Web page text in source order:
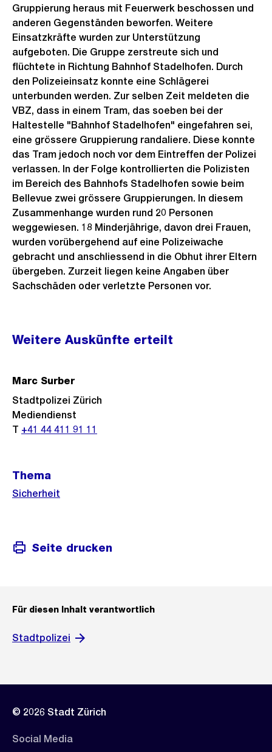
Gruppierung heraus mit Feuerwerk beschossen und
anderen Gegenständen beworfen. Weitere
Einsatzkräfte wurden zur Unterstützung
aufgeboten. Die Gruppe zerstreute sich und
flüchtete in Richtung Bahnhof Stadelhofen. Durch
den Polizeieinsatz konnte eine Schlägerei
unterbunden werden. Zur selben Zeit meldeten die
VBZ, dass in einem Tram, das soeben bei der
Haltestelle "Bahnhof Stadelhofen" eingefahren sei,
eine grössere Gruppierung randaliere. Diese konnte
das Tram jedoch noch vor dem Eintreffen der Polizei
verlassen. In der Folge kontrollierten die Polizisten
im Bereich des Bahnhofs Stadelhofen sowie beim
Bellevue zwei grössere Gruppierungen. In diesem
Zusammenhange wurden rund 20 Personen
weggewiesen. 18 Minderjährige, davon drei Frauen,
wurden vorübergehend auf eine Polizeiwache
gebracht und anschliessend in die Obhut ihrer Eltern
übergeben. Zurzeit liegen keine Angaben über
Sachschäden oder verletzte Personen vor.
Weitere
Informationen
Weitere Auskünfte erteilt
Marc Surber
Stadtpolizei Zürich
Mediendienst
T +41 44 411 91 11
Thema
Sicherheit
Seite drucken
Für diesen Inhalt verantwortlich
Stadtpolizei
© 2026 Stadt Zürich
Social Media